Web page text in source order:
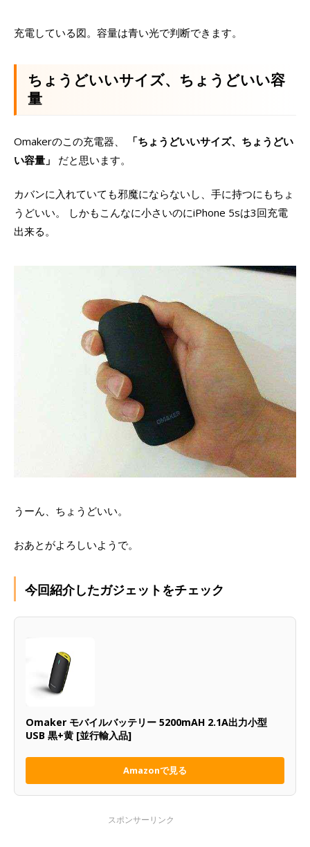
充電している図。容量は青い光で判断できます。
ちょうどいいサイズ、ちょうどいい容
量
Omakerのこの充電器、
「ちょうどいいサイズ、ちょうどい
い容量」
だと思います。
カバンに入れていても邪魔にならないし、手に持つにもちょ
うどいい。 しかもこんなに小さいのにiPhone 5sは3回充電
出来る。
うーん、ちょうどいい。
おあとがよろしいようで。
今回紹介したガジェットをチェック
Omaker モバイルバッテリー 5200mAH 2.1A出力小型
USB 黒+黄 [並行輸入品]
Amazonで見る